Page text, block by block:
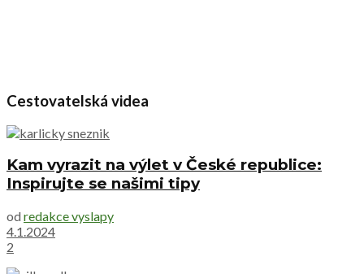
Cestovatelská videa
Kam vyrazit na výlet v České republice:
Inspirujte se našimi tipy
od redakce vyslapy
4.1.2024
2